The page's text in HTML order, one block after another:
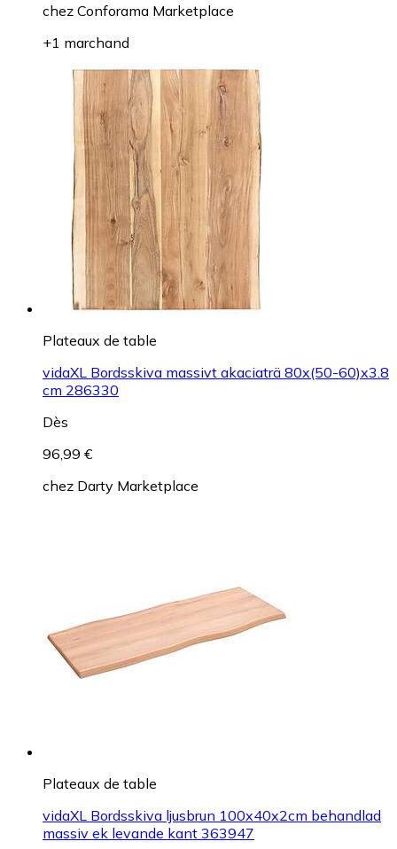
chez Conforama Marketplace
+1 marchand
Plateaux de table
vidaXL Bordsskiva massivt akaciaträ 80x(50-60)x3.8
cm 286330
Dès
96,99 €
chez Darty Marketplace
Plateaux de table
vidaXL Bordsskiva ljusbrun 100x40x2cm behandlad
massiv ek levande kant 363947